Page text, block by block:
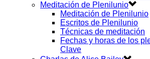
Meditación de Plenilunio
Meditación de Plenilunio
Escritos de Plenilunio
Técnicas de meditación
Fechas y horas de los
Clave